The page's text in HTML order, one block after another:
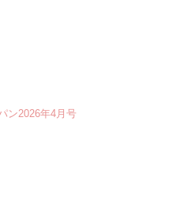
ン2026年4月号